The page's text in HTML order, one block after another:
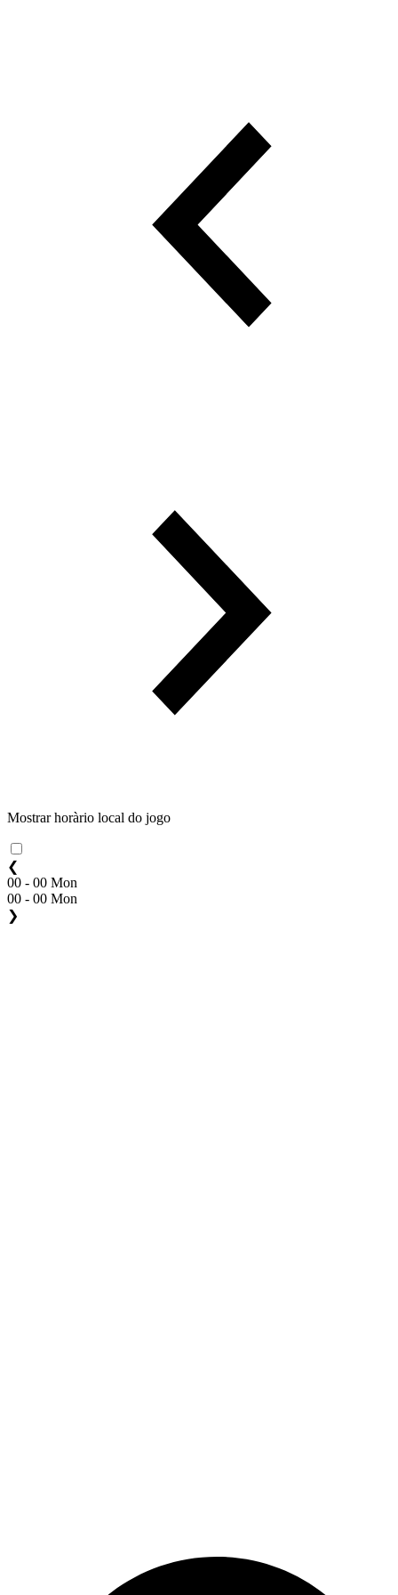
Mostrar horàrio local do jogo
❮
00 - 00 Mon
00 - 00 Mon
❯